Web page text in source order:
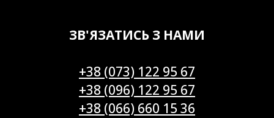
ЗВ'ЯЗАТИСЬ З НАМИ
+38 (073) 122 95 67
+38 (096) 122 95 67
+38 (066) 660 15 36